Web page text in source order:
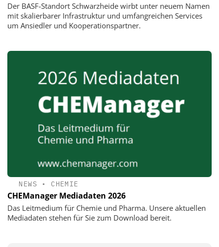
Der BASF-Standort Schwarzheide wirbt unter neuem Namen
mit skalierbarer Infrastruktur und umfangreichen Services
um Ansiedler und Kooperationspartner.
NEWS • CHEMIE
CHEManager Mediadaten 2026
Das Leitmedium für Chemie und Pharma. Unsere aktuellen
Mediadaten stehen für Sie zum Download bereit.